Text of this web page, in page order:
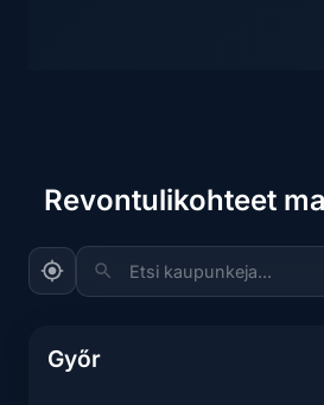
Revontulikohteet
Etsi kaupunkeja...
Győr